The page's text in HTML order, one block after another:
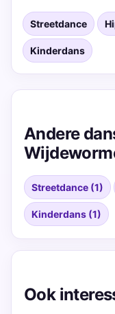
Streetdance
Kinderdans
Andere
Streetdance (1)
Kinderdans (1)
Ook